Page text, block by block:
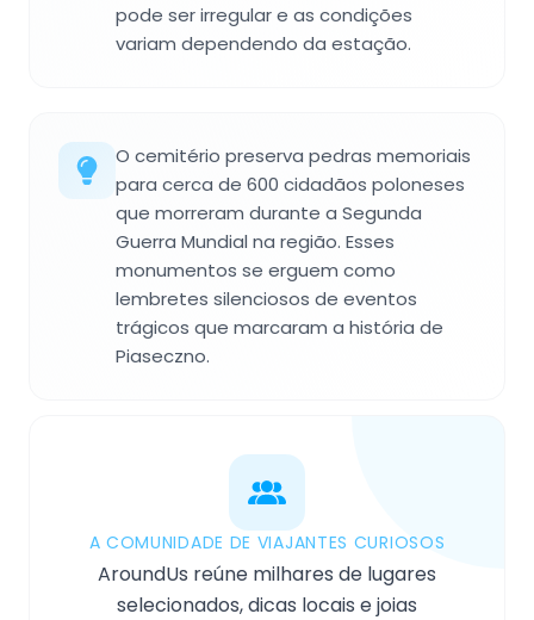
pode ser irregular e as condições
variam dependendo da estação.
O cemitério preserva pedras memoriais
para cerca de 600 cidadãos poloneses
que morreram durante a Segunda
Guerra Mundial na região. Esses
monumentos se erguem como
lembretes silenciosos de eventos
trágicos que marcaram a história de
Piaseczno.
A COMUNIDADE DE VIAJANTES CURIOSOS
AroundUs reúne milhares de lugares
selecionados, dicas locais e joias